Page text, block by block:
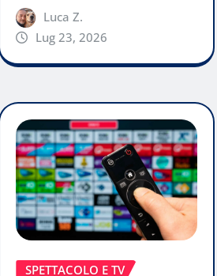
Luca Z.
Lug 23, 2026
SPETTACOLO E TV